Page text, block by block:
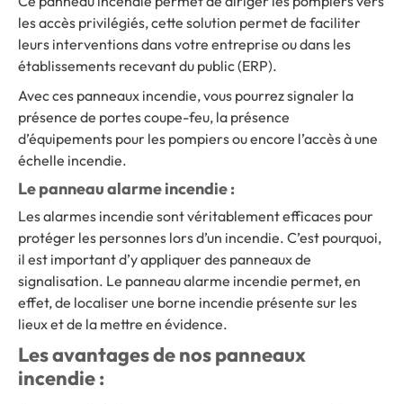
les accès privilégiés, cette solution permet de faciliter
leurs interventions dans votre entreprise ou dans les
établissements recevant du public (ERP).
Avec ces panneaux incendie, vous pourrez signaler la
présence de portes coupe-feu, la présence
d’équipements pour les pompiers ou encore l’accès à une
échelle incendie.
Le panneau alarme incendie :
Les alarmes incendie sont véritablement efficaces pour
protéger les personnes lors d’un incendie. C’est pourquoi,
il est important d’y appliquer des panneaux de
signalisation. Le panneau alarme incendie permet, en
effet, de localiser une borne incendie présente sur les
lieux et de la mettre en évidence.
Les avantages de nos panneaux
incendie :